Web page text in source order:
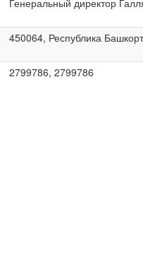
Генеральный директор
450064, Республика
2799786, 2799786